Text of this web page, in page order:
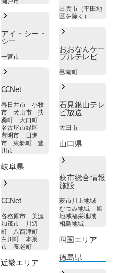
アイ・シー・
シー
一宮市
CCNet
春日井市 小牧
市 犬山市 扶
桑町 大口町
名古屋市緑区
豊明市 日進
市 東郷町 豊
川市
岐阜県
CCNet
各務原市 美濃
加茂市 川辺
町 八百津町
白川町 本巣
市 養老町
近畿エリア
出雲市（平田地
区を除く）
おおなんケー
ブルテレビ
邑南町
石見銀山テレ
ビ放送
大田市
山口県
萩市総合情報
施設
萩市川上地域
むつみ地域 旭
地域福栄地域
相島地域
四国エリア
徳島県